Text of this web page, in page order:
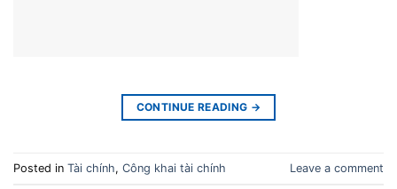
CONTINUE READING →
Posted in Tài chính, Công khai tài chính Leave a comment